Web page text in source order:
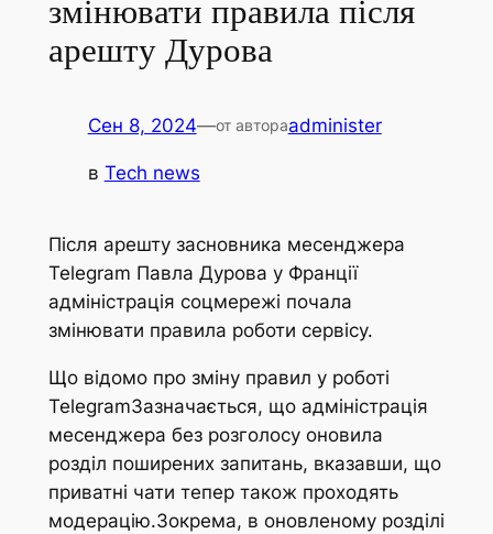
змінювати правила після
арешту Дурова
Сен 8, 2024—от автораadminister
в Tech news
Після арешту засновника месенджера
Telegram Павла Дурова у Франції
адміністрація соцмережі почала
змінювати правила роботи сервісу.
Що відомо про зміну правил у роботі
TelegramЗазначається, що адміністрація
месенджера без розголосу оновила
розділ поширених запитань, вказавши, що
приватні чати тепер також проходять
модерацію.Зокрема, в оновленому розділі